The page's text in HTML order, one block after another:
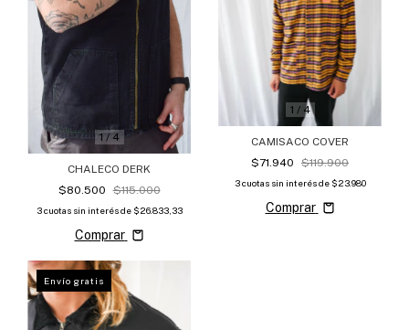
1 / 4
CHALECO DERK
$80.500
$115.000
3 cuotas sin interés de $26.833,33
Comprar
1 / 4
CAMISACO COVER
$71.940
$119.900
3 cuotas sin interés de $23.980
Comprar
Envío gratis